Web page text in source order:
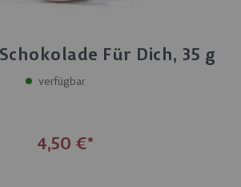
Für Dich, 35 g
verfügbar
4,50 €